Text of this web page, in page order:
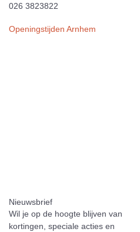
026 3823822
Openingstijden Arnhem
Nieuwsbrief
Wil je op de hoogte blijven van
kortingen, speciale acties en